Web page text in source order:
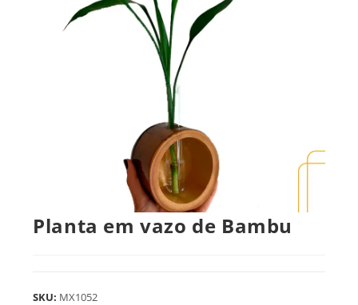
Planta em vazo de Bambu
SKU: MX1052